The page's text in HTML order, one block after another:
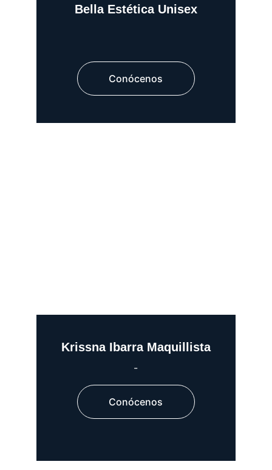
Bella Estética Unisex
Krissna Ibarra Maquillista
-
Conócenos
Conócenos